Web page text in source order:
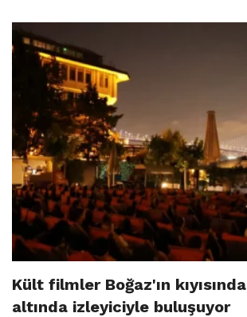
Kült filmler Boğaz'ın kıyısında
altında izleyiciyle buluşuyor